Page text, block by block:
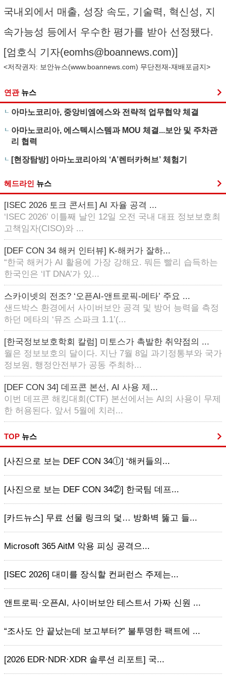
국내외에서 매출, 성장 속도, 기술력, 혁신성, 지
속가능성 등에서 우수한 평가를 받아 선정됐다.
[엄호식 기자(eomhs@boannews.com)]
<저작권자: 보안뉴스(www.boannews.com) 무단전재-재배포금지>
연관 뉴스
아마노코리아, 중앙비엠에스와 전략적 업무협약 체결
아마노코리아, 에스텍시스템과 MOU 체결...보안 및 주차관
리 협력
[현장탐방] 아마노코리아의 ‘A’렌터카허브’ 체험기
헤드라인 뉴스
[ISEC 2026 토크 콘서트] AI 자율 공격 ...
‘ISEC 2026’ 이틀째 날인 12일 오전 국내 대표 정보보호최
고책임자(CISO)와 ...
[DEF CON 34 해커 인터뷰] K-해커가 잘하...
“한국 해커가 AI 활용에 가장 강해요. 뭐든 빨리 습득하는
한국인은 ‘IT DNA’가 있...
스카이넷의 전조? ‘오픈AI-앤트로픽-메타’ 주요 ...
샌드박스 환경에서 사이버보안 공격 및 방어 능력을 측정
하던 메타의 ‘뮤즈 스파크 1.1’(...
[한국정보보호학회 칼럼] 미토스가 촉발한 취약점의 ...
월은 정보보호의 달이다. 지난 7월 8일 과기정통부와 국가
정보원, 행정안전부가 공동 주최하...
[DEF CON 34] 데프콘 본선, AI 사용 제...
이번 데프콘 해킹대회(CTF) 본선에서는 AI의 사용이 무제
한 허용된다. 앞서 5월에 치러...
TOP 뉴스
[사진으로 보는 DEF CON 34ⓛ] ‘해커들의...
[사진으로 보는 DEF CON 34②] 한국팀 데프...
[카드뉴스] 무료 선물 링크의 덫… 방화벽 뚫고 들...
Microsoft 365 AitM 악용 피싱 공격으...
[ISEC 2026] 대미를 장식할 컨퍼런스 주제는...
앤트로픽·오픈AI, 사이버보안 테스트서 가짜 신원 ...
“조사도 안 끝났는데 보고부터?” 불투명한 팩트에 ...
[2026 EDR·NDR·XDR 솔루션 리포트] 국...